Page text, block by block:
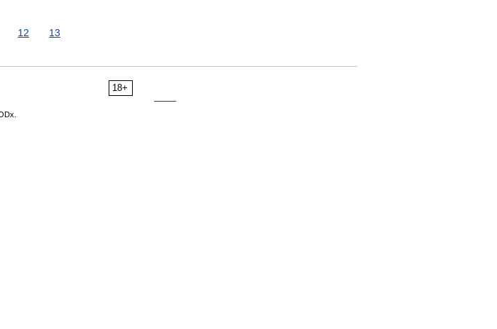
12 13
18+